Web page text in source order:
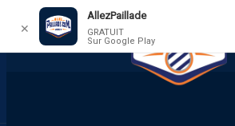
✕
AllezPaillade
GRATUIT
Sur Google Play